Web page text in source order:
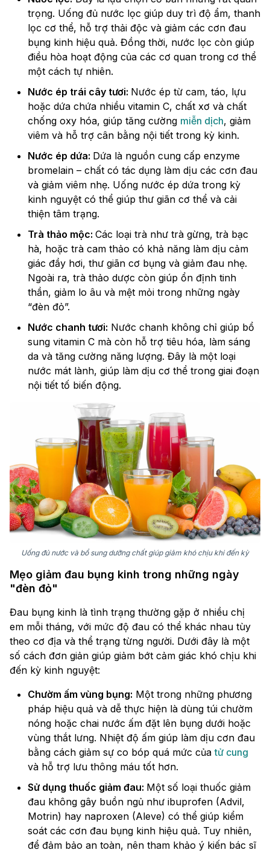
trọng. Uống đủ nước lọc giúp duy trì độ ẩm, thanh
lọc cơ thể, hỗ trợ thải độc và giảm các cơn đau
bụng kinh hiệu quả. Đồng thời, nước lọc còn giúp
điều hòa hoạt động của các cơ quan trong cơ thể
một cách tự nhiên.
Nước ép trái cây tươi: Nước ép từ cam, táo, lựu
hoặc dứa chứa nhiều vitamin C, chất xơ và chất
chống oxy hóa, giúp tăng cường miễn dịch, giảm
viêm và hỗ trợ cân bằng nội tiết trong kỳ kinh.
Nước ép dứa: Dứa là nguồn cung cấp enzyme
bromelain – chất có tác dụng làm dịu các cơn đau
và giảm viêm nhẹ. Uống nước ép dứa trong kỳ
kinh nguyệt có thể giúp thư giãn cơ thể và cải
thiện tâm trạng.
Trà thảo mộc: Các loại trà như trà gừng, trà bạc
hà, hoặc trà cam thảo có khả năng làm dịu cảm
giác đầy hơi, thư giãn cơ bụng và giảm đau nhẹ.
Ngoài ra, trà thảo dược còn giúp ổn định tinh
thần, giảm lo âu và mệt mỏi trong những ngày
“đèn đỏ”.
Nước chanh tươi: Nước chanh không chỉ giúp bổ
sung vitamin C mà còn hỗ trợ tiêu hóa, làm sáng
da và tăng cường năng lượng. Đây là một loại
nước mát lành, giúp làm dịu cơ thể trong giai đoạn
nội tiết tố biến động.
Uống đủ nước và bổ sung dưỡng chất giúp giảm khó chịu khi đến kỳ
Mẹo giảm đau bụng kinh trong những ngày
"đèn đỏ"
Đau bụng kinh là tình trạng thường gặp ở nhiều chị
em mỗi tháng, với mức độ đau có thể khác nhau tùy
theo cơ địa và thể trạng từng người. Dưới đây là một
số cách đơn giản giúp giảm bớt cảm giác khó chịu khi
đến kỳ kinh nguyệt:
Chườm ấm vùng bụng: Một trong những phương
pháp hiệu quả và dễ thực hiện là dùng túi chườm
nóng hoặc chai nước ấm đặt lên bụng dưới hoặc
vùng thắt lưng. Nhiệt độ ấm giúp làm dịu cơn đau
bằng cách giảm sự co bóp quá mức củatử cung
và hỗ trợ lưu thông máu tốt hơn.
Sử dụng thuốc giảm đau: Một số loại thuốc giảm
đau không gây buồn ngủ như ibuprofen (Advil,
Motrin) hay naproxen (Aleve) có thể giúp kiểm
soát các cơn đau bụng kinh hiệu quả. Tuy nhiên,
để đảm bảo an toàn, nên tham khảo ý kiến bác sĩ